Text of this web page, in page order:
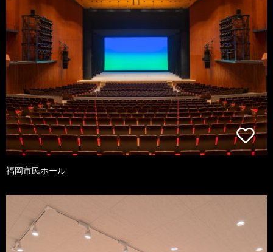
福岡市民ホール